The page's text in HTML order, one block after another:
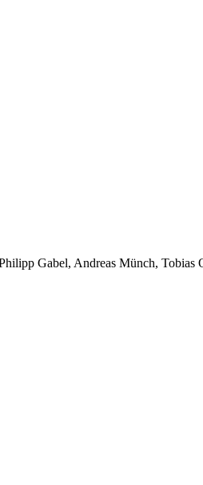
Gabel, Andreas Münch, Tobias